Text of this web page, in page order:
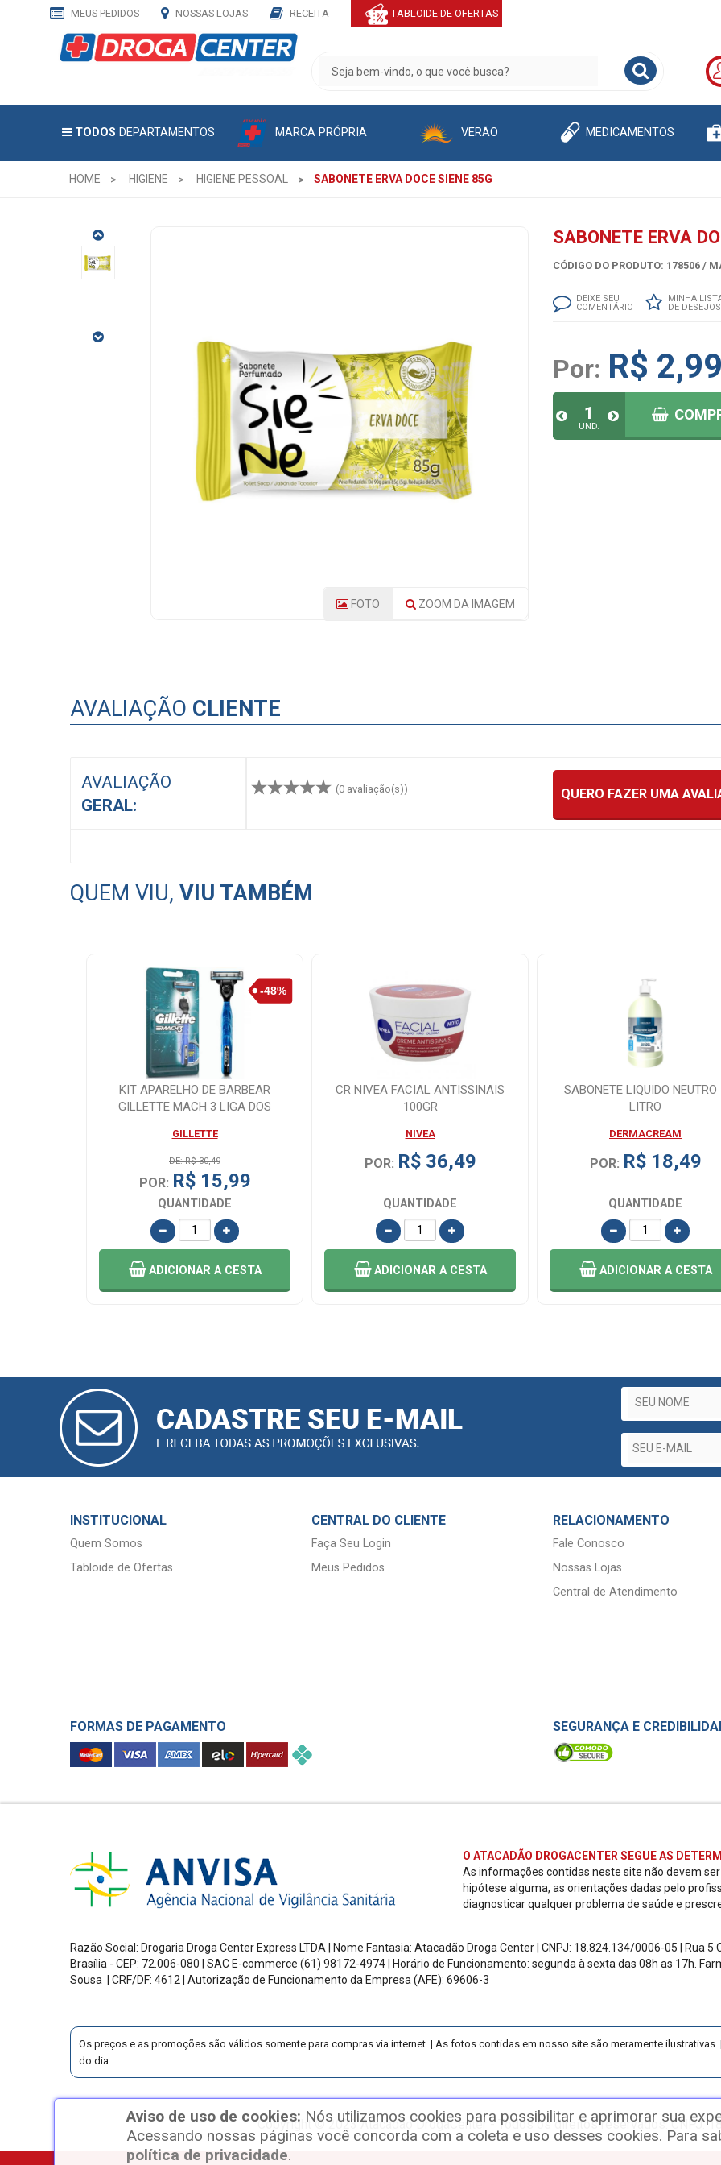
MEUS PEDIDOS NOSSAS LOJAS RECEITA TABLOIDE DE OFERTAS
TODOS DEPARTAMENTOS MARCA PRÓPRIA VERÃO MEDICAMENTOS
HOME HIGIENE HIGIENE PESSOAL SABONETE ERVA DOCE SIENE 85G
SABONETE
ERVA
CÓDIGO
FOTO ZOOM DA IMAGEM
SABONETE ERVA
CÓDIGO DO PRODUTO: 178506 /
DEIXE SEU
COMENTÁRIO
MINHA
DE DESEJOS
Por: R$ 2,99
UND.
AVALIAÇÃO CLIENTE
AVALIAÇÃO
GERAL:
(0 avaliação(s)) QUERO FAZER UMA
QUEM VIU, VIU TAMBÉM
KIT APARELHO DE BARBEAR
GILLETTE MACH 3 LIGA DOS
GILLETTE
DE: R$ 30,49
POR: R$ 15,99
QUANTIDADE
ADICIONAR A CESTA
CR NIVEA FACIAL ANTISSINAIS
100GR
NIVEA
POR: R$ 36,49
QUANTIDADE
ADICIONAR A CESTA
SABONETE LIQUIDO NEUTRO
LITRO
DERMACREAM
POR: R$ 18,49
QUANTIDADE
ADICIONAR A CESTA
CADASTRE
MAIL
E
CADASTRAR
E-MAIL
INSTITUCIONAL
Quem Somos
Tabloide de Ofertas
CENTRAL DO CLIENTE
Faça Seu Login
Meus Pedidos
RELACIONAMENTO
Fale Conosco
Nossas Lojas
Central de Atendimento
FORMAS DE PAGAMENTO SEGURANÇA E
O ATACADÃO DROGACENTER SEGUE AS
As informações contidas neste site não devem
hipótese alguma, as orientações dadas pelo
diagnosticar qualquer problema de saúde e
Razão Social: Drogaria Droga Center Express LTDA | Nome Fantasia: Atacadão Droga Center | CNPJ: 18.824.134/0006-05 | Rua
Brasília - CEP: 72.006-080
| SAC E-commerce (61) 98172-4974 | Horário de Funcionamento: segunda à sexta das 08h as 17h.
Sousa | CRF/DF: 4612 | Autorização de Funcionamento da Empresa (AFE): 69606-3
Os preços e as promoções são válidos somente para compras via internet. | As fotos contidas em nosso site são meramente
do dia.
Copyright © 2023 Atacadão DrogaCenter - Todos os direitos reservados. CNPJ:
Aviso de uso de cookies: Nós utilizamos cookies para possibilitar e aprimorar sua
Acessando nossas páginas você concorda com a coleta e uso desses cookies. Para
política de privacidade.